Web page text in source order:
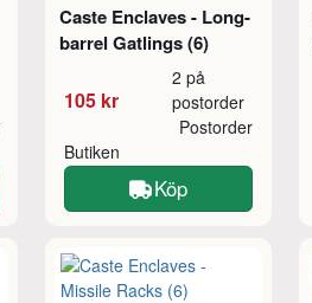
Caste Enclaves - Long-
barrel Gatlings (6)
105 kr
2 på
postorder
Butiken
Postorder
Köp